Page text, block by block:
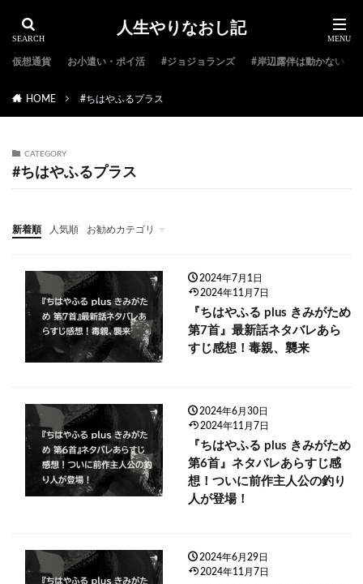
人生やりなおし記
仮想通貨 お小遣い・ポイ活 #ジョジョランズ #岸辺露伴は動かない
HOME #ちはやふるプラス
CATEGORY
#ちはやふるプラス
新着順 人気順 お勧めカテゴリ
#ジョジョ特集
#ジョジョのキャラクター紹介
#ジョジョランキング
#ジョジョアニメ
#ジョジョランズ
#岸辺露伴は動かない
#ジョジョ小説
2024年7月1日
2024年11月7日
『ちはやふる plus きみがため
第7首』最新話ネタバレあら
すじ感想！毒親、襲来
2024年6月30日
2024年11月7日
『ちはやふる plus きみがため
第6首』ネタバレあらすじ感
想！ついに前作主人公の釣り
人が登場！
2024年6月29日
2024年11月7日